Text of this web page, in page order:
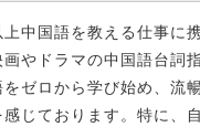
中国語を教える仕事に
画やドラマの中国語台詞
ゼロから学び始め、流
感じております。特に、